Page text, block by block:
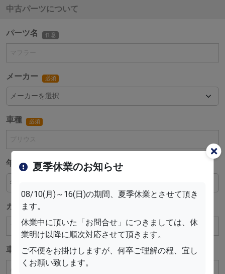
中古パーツについて
パーツ名 任意
メーカー 必須
車種 必須
年式 必須
カラー 任意
車体番号 任意
夏季休業のお知らせ
08/10(月)～16(日)の期間、夏季休業とさせて頂き
ます。
休業中に頂いた「お問合せ」につきましては、休
業明け以降に順次対応させて頂きます。
ご不便をお掛けしますが、何卒ご理解の程、宜し
くお願い致します。